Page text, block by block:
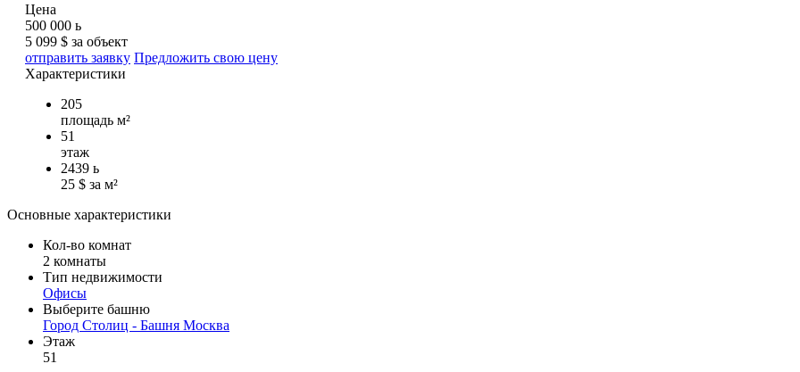
Цена
500 000 ь
5 099 $ за объект
отправить заявку Предложить свою цену
Характеристики
205
площадь м²
51
этаж
2439 ь
25 $ за м²
Основные характеристики
Кол-во комнат
2 комнаты
Тип недвижимости
Офисы
Выберите башню
Город Столиц - Башня Москва
Этаж
51